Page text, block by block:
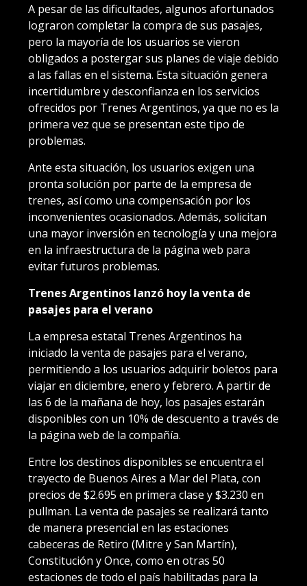
A pesar de las dificultades, algunos afortunados
lograron completar la compra de sus pasajes,
pero la mayoría de los usuarios se vieron
obligados a postergar sus planes de viaje debido
a las fallas en el sistema. Esta situación genera
incertidumbre y desconfianza en los servicios
ofrecidos por Trenes Argentinos, ya que no es la
primera vez que se presentan este tipo de
problemas.
Ante esta situación, los usuarios exigen una
pronta solución por parte de la empresa de
trenes, así como una compensación por los
inconvenientes ocasionados. Además, solicitan
una mayor inversión en tecnología y una mejora
en la infraestructura de la página web para
evitar futuros problemas.
Trenes Argentinos lanzó hoy la venta de
pasajes para el verano
La empresa estatal Trenes Argentinos ha
iniciado la venta de pasajes para el verano,
permitiendo a los usuarios adquirir boletos para
viajar en diciembre, enero y febrero. A partir de
las 6 de la mañana de hoy, los pasajes estarán
disponibles con un 10% de descuento a través de
la página web de la compañía.
Entre los destinos disponibles se encuentra el
trayecto de Buenos Aires a Mar del Plata, con
precios de $2.695 en primera clase y $3.230 en
pullman. La venta de pasajes se realizará tanto
de manera presencial en las estaciones
cabeceras de Retiro (Mitre y San Martín),
Constitución y Once, como en otras 50
estaciones de todo el país habilitadas para la